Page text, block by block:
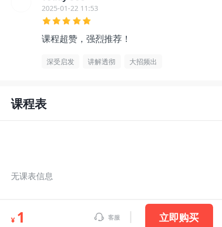
2025-01-22 11:53
课程超赞，强烈推荐！
深受启发 讲解透彻 大招频出
课程表
无课表信息
¥ 1 客服 立即购买